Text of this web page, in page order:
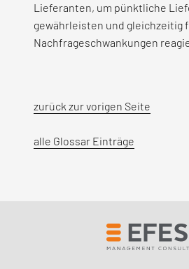
Lieferanten, um pünktliche
gewährleisten und gleichzeitig
Nachfrageschwankungen
zurück zur vorigen Seite
alle Glossar Einträge